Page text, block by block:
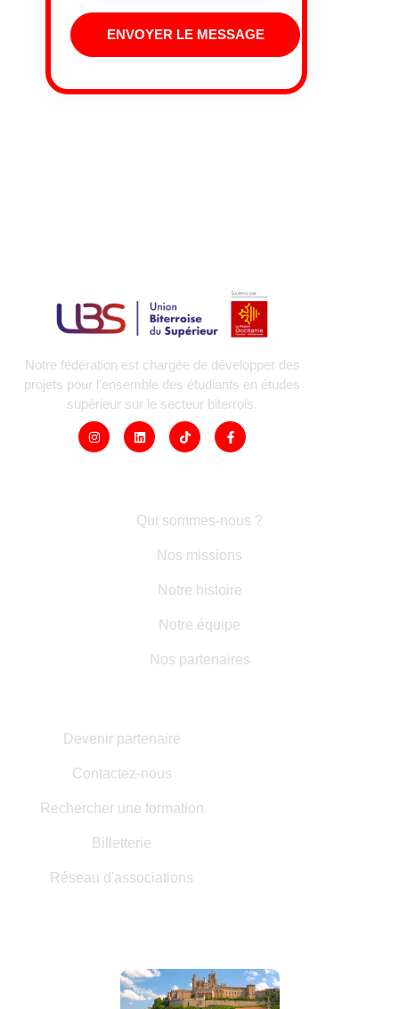
ENVOYER LE MESSAGE
Notre fédération est chargée de développer des
projets pour l’ensemble des étudiants en études
supérieur sur le secteur biterrois.
Qui sommes-nous ?
Nos missions
Notre histoire
Notre équipe
Nos partenaires
Devenir partenaire
Contactez-nous
Rechercher une formation
Billetterie
Réseau d'associations